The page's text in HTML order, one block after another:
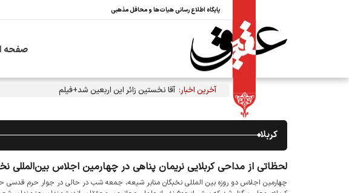
پایگاه اطلاع رسانی هیات‌ها و محافل مذهبی
صفحه
آخرین اخبار: آقا نخستین زائر این اربعین شد+فیلم
کربلا
لحظاتی از مداحی کربلایی نریمان پناهی در چهارمین اجلاس بین‌المللی
چهارمین اجلاس دو روزه بین المللی نخبگان منابر شیعه، جمعه شب در حالی در جوار حرم قدسی